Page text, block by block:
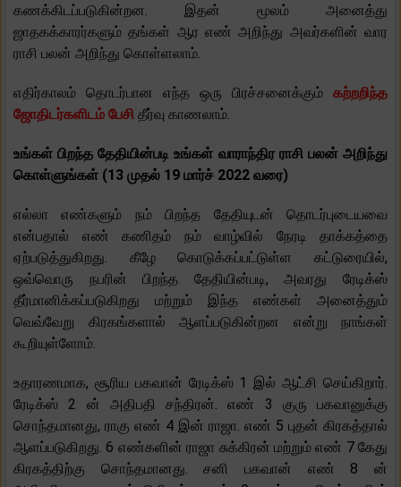
கணக்கிடப்படுகின்றன. இதன் மூலம் அனைத்து
ஜாதகக்காரர்களும் தங்கள் ஆர எண் அறிந்து அவர்களின் வார
ராசி பலன் அறிந்து கொள்ளலாம்.
எதிர்காலம் தொடர்பான எந்த ஒரு பிரச்சனைக்கும் கற்றறிந்த
ஜோதிடர்களிடம் பேசி தீர்வு காணலாம்.
உங்கள் பிறந்த தேதியின்படி உங்கள் வாராந்திர ராசி பலன் அறிந்து
கொள்ளுங்கள் (13 முதல் 19 மார்ச் 2022 வரை)
எல்லா எண்களும் நம் பிறந்த தேதியுடன் தொடர்புடையவை
என்பதால் எண் கணிதம் நம் வாழ்வில் நேரடி தாக்கத்தை
ஏற்படுத்துகிறது. கீழே கொடுக்கப்பட்டுள்ள கட்டுரையில்,
ஒவ்வொரு நபரின் பிறந்த தேதியின்படி, அவரது ரேடிக்ஸ்
தீர்மானிக்கப்படுகிறது மற்றும் இந்த எண்கள் அனைத்தும்
வெவ்வேறு கிரகங்களால் ஆளப்படுகின்றன என்று நாங்கள்
கூறியுள்ளோம்.
உதாரணமாக, சூரிய பகவான் ரேடிக்ஸ் 1 இல் ஆட்சி செய்கிறார்.
ரேடிக்ஸ் 2 ன் அதிபதி சந்திரன். எண் 3 குரு பகவானுக்கு
சொந்தமானது, ராகு எண் 4 இன் ராஜா. எண் 5 புதன் கிரகத்தால்
ஆளப்படுகிறது. 6 எண்களின் ராஜா சுக்கிரன் மற்றும் எண் 7 கேது
கிரகத்திற்கு சொந்தமானது. சனி பகவான் எண் 8 ன்